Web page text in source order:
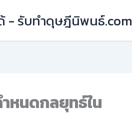
- รับทำดุษฎีนิพนธ์.com
หนดกลยุทธ์ใน